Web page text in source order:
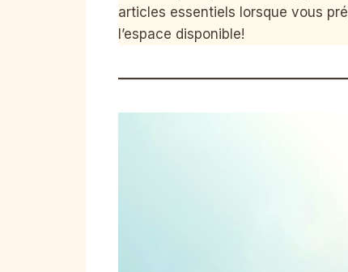
articles essentiels lorsque vous
l’espace disponible!